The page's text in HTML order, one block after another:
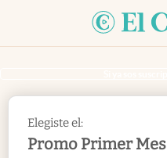
Elegiste el:
Promo Primer Mes